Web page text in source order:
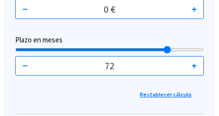
− 0 € +
Plazo en meses
− 72 +
Restablecer cálculo